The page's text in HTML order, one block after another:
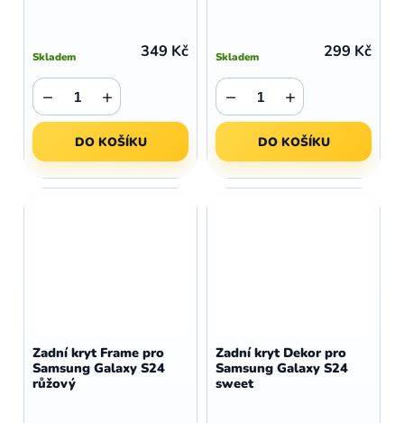
Skladem 349 Kč
+
−
DO KOŠÍKU
Skladem 299 Kč
+
−
DO KOŠÍKU
Zadní kryt Frame pro
Samsung Galaxy S24
růžový
Zadní kryt Dekor pro
Samsung Galaxy S24
sweet